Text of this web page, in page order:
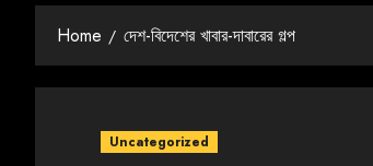
Home দেশ-বিদেশের খাবার-দাবারের গল্প
Uncategorized